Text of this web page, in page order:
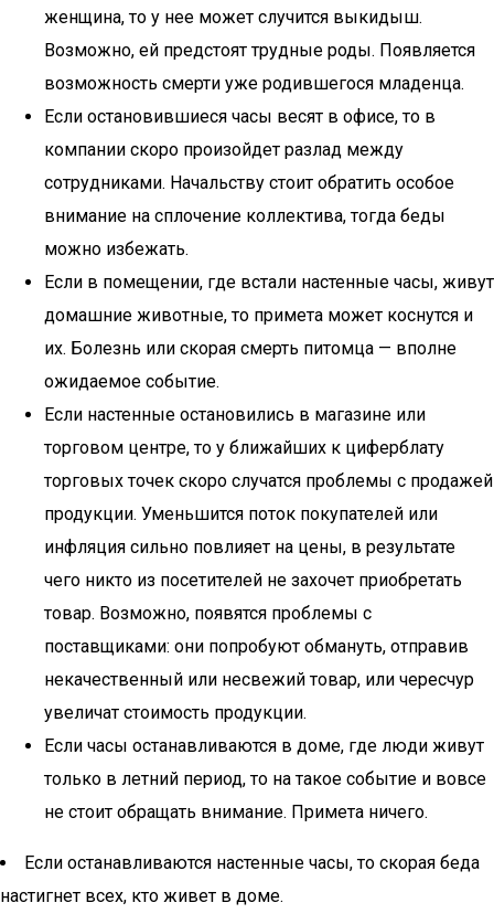
женщина, то у нее может случится выкидыш.
Возможно, ей предстоят трудные роды. Появляется
возможность смерти уже родившегося младенца.
Если остановившиеся часы весят в офисе, то в
компании скоро произойдет разлад между
сотрудниками. Начальству стоит обратить особое
внимание на сплочение коллектива, тогда беды
можно избежать.
Если в помещении, где встали настенные часы, живут
домашние животные, то примета может коснутся и
их. Болезнь или скорая смерть питомца — вполне
ожидаемое событие.
Если настенные остановились в магазине или
торговом центре, то у ближайших к циферблату
торговых точек скоро случатся проблемы с продажей
продукции. Уменьшится поток покупателей или
инфляция сильно повлияет на цены, в результате
чего никто из посетителей не захочет приобретать
товар. Возможно, появятся проблемы с
поставщиками: они попробуют обмануть, отправив
некачественный или несвежий товар, или чересчур
увеличат стоимость продукции.
Если часы останавливаются в доме, где люди живут
только в летний период, то на такое событие и вовсе
не стоит обращать внимание. Примета ничего.
Если останавливаются настенные часы, то скорая беда
настигнет всех, кто живет в доме.